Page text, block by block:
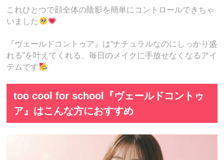
これひとつで顔全体の陰影を簡単にコントロールできちゃ
いました
『ヴェールドコントゥア』は“ナチュラルなのにしっかり盛
れる”を叶えてくれる、毎日のメイクに手放せなくなるアイ
テムです
too cool for school『ヴェールドコントゥ
ア』はこんな方におすすめ